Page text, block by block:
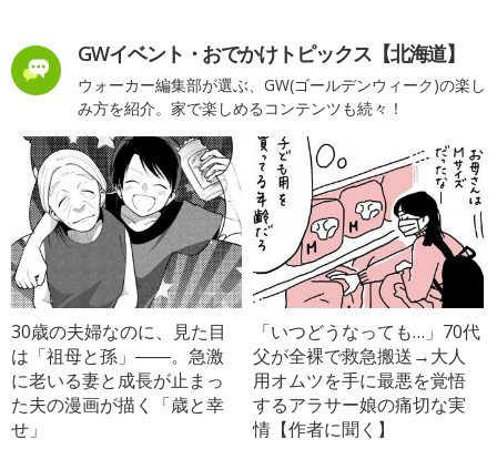
GWイベント・おでかけトピックス【北海道】
ウォーカー編集部が選ぶ、GW(ゴールデンウィーク)の楽し
み方を紹介。家で楽しめるコンテンツも続々！
30歳の夫婦なのに、見た目
は「祖母と孫」――。急激
に老いる妻と成長が止まっ
た夫の漫画が描く「歳と幸
せ」
「いつどうなっても…」70代
父が全裸で救急搬送→大人
用オムツを手に最悪を覚悟
するアラサー娘の痛切な実
情【作者に聞く】